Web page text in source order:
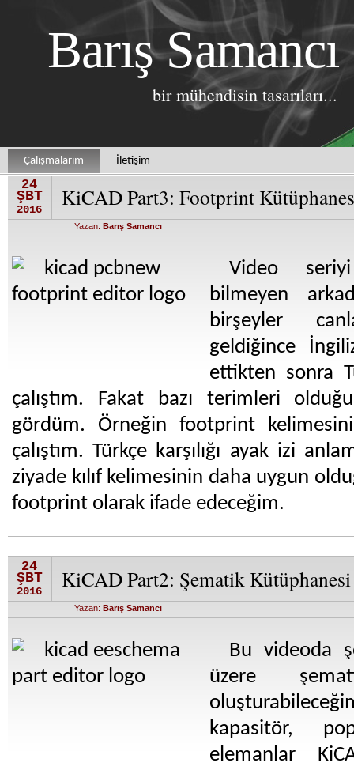
Barış Samancı
bir mühendisin tasarıları...
Çalışmalarım İletişim
24
ŞBT
2016 KiCAD Part3: Footprint
Yazan:Barış Samancı
Video
bilmeyen
birşeyler
geldiğince
ettikten sonra
çalıştım. Fakat bazı terimleri
gördüm. Örneğin footprint
çalıştım. Türkçe karşılığı ayak izi
ziyade kılıf kelimesinin daha uygun
footprint olarak ifade edeceğim.
24
ŞBT
2016 KiCAD Part2: Şematik Kütüphanesi
Yazan:Barış Samancı
Bu videoda
üzere
kapasitör,
elemanlar